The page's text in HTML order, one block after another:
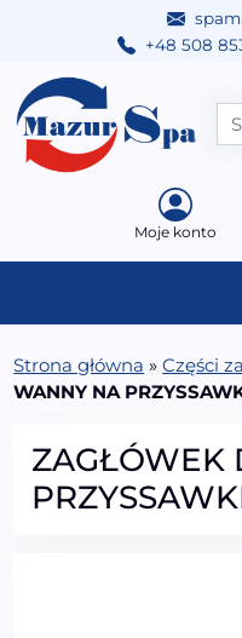
+48 508
Przejdź do treści
Main
Moje konto
Strona główna »Części
WANNY NA
ZAGŁÓWEK